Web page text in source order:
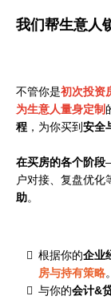
我们帮生意人
不管你是初次投资
为生意人量身定制
程 ，为你买到安全
在买房的各个阶段
户对接、复盘优化
助。
根据你的企业
房与持有策略。
与你的会计&